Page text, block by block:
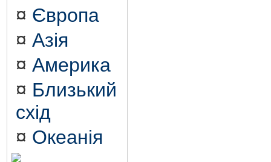
¤ Європа
¤ Азія
¤ Америка
¤ Близький
схід
¤ Океанія